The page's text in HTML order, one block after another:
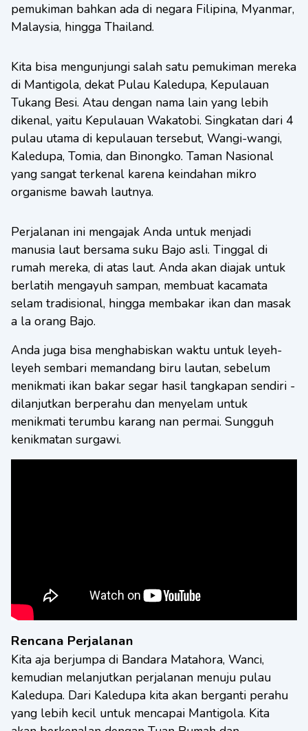
pemukiman bahkan ada di negara Filipina, Myanmar,
Malaysia, hingga Thailand.
Kita bisa mengunjungi salah satu pemukiman mereka
di Mantigola, dekat Pulau Kaledupa, Kepulauan
Tukang Besi. Atau dengan nama lain yang lebih
dikenal, yaitu Kepulauan Wakatobi. Singkatan dari 4
pulau utama di kepulauan tersebut, Wangi-wangi,
Kaledupa, Tomia, dan Binongko. Taman Nasional
yang sangat terkenal karena keindahan mikro
organisme bawah lautnya.
Perjalanan ini mengajak Anda untuk menjadi
manusia laut bersama suku Bajo asli. Tinggal di
rumah mereka, di atas laut. Anda akan diajak untuk
berlatih mengayuh sampan, membuat kacamata
selam tradisional, hingga membakar ikan dan masak
a la orang Bajo.
Anda juga bisa menghabiskan waktu untuk leyeh-
leyeh sembari memandang biru lautan, sebelum
menikmati ikan bakar segar hasil tangkapan sendiri -
dilanjutkan berperahu dan menyelam untuk
menikmati terumbu karang nan permai. Sungguh
kenikmatan surgawi.
Rencana Perjalanan
Kita aja berjumpa di Bandara Matahora, Wanci,
kemudian melanjutkan perjalanan menuju pulau
Kaledupa. Dari Kaledupa kita akan berganti perahu
yang lebih kecil untuk mencapai Mantigola. Kita